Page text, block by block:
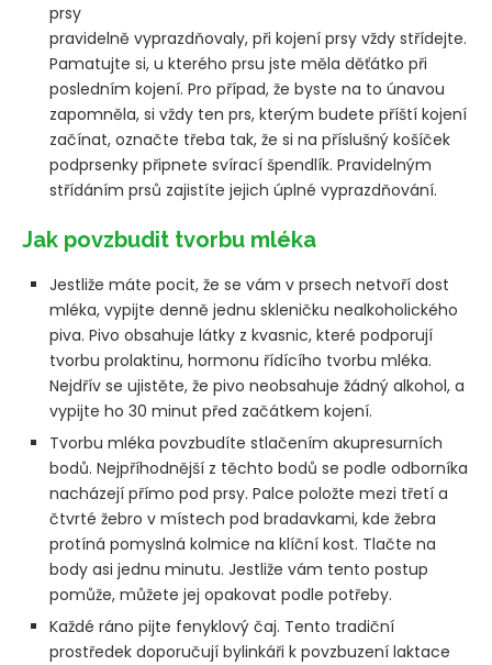
prsy
pravidelně vyprazdňovaly, při kojení prsy vždy střídejte.
Pamatujte si, u kterého prsu jste měla děťátko při
posledním kojení. Pro případ, že byste na to únavou
zapomněla, si vždy ten prs, kterým budete příští kojení
začínat, označte třeba tak, že si na příslušný košíček
podprsenky připnete svírací špendlík. Pravidelným
střídáním prsů zajistíte jejich úplné vyprazdňování.
Jak povzbudit tvorbu mléka
Jestliže máte pocit, že se vám v prsech netvoří dost
mléka, vypijte denně jednu skleničku nealkoholického
piva. Pivo obsahuje látky z kvasnic, které podporují
tvorbu prolaktinu, hormonu řídícího tvorbu mléka.
Nejdřív se ujistěte, že pivo neobsahuje žádný alkohol, a
vypijte ho 30 minut před začátkem kojení.
Tvorbu mléka povzbudíte stlačením akupresurních
bodů. Nejpříhodnější z těchto bodů se podle odborníka
nacházejí přímo pod prsy. Palce položte mezi třetí a
čtvrté žebro v místech pod bradavkami, kde žebra
protíná pomyslná kolmice na klíční kost. Tlačte na
body asi jednu minutu. Jestliže vám tento postup
pomůže, můžete jej opakovat podle potřeby.
Každé ráno pijte fenyklový čaj. Tento tradiční
prostředek doporučují bylinkáři k povzbuzení laktace